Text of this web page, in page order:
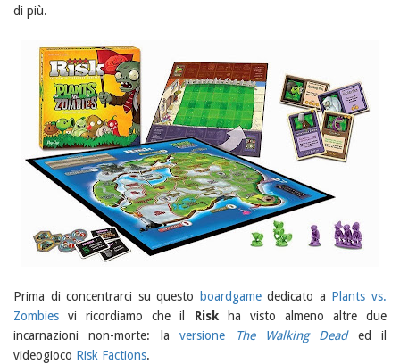
di più.
Prima di concentrarci su questo boardgamededicato a Plants vs.
Zombies vi ricordiamo che il Riskha visto almeno altre due
incarnazioni non-morte: laversione The Walking Deaded il
videogioco Risk Factions.